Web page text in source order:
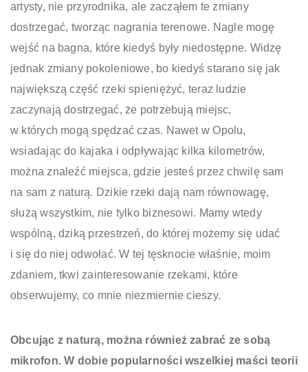
artysty, nie przyrodnika, ale zacząłem te zmiany
dostrzegać, tworząc nagrania terenowe. Nagle mogę
wejść na bagna, które kiedyś były niedostępne. Widzę
jednak zmiany pokoleniowe, bo kiedyś starano się jak
największą część rzeki spieniężyć, teraz ludzie
zaczynają dostrzegać, że potrzebują miejsc,
w których mogą spędzać czas. Nawet w Opolu,
wsiadając do kajaka i odpływając kilka kilometrów,
można znaleźć miejsca, gdzie jesteś przez chwilę sam
na sam z naturą. Dzikie rzeki dają nam równowagę,
służą wszystkim, nie tylko biznesowi. Mamy wtedy
wspólną, dziką przestrzeń, do której możemy się udać
i się do niej odwołać. W tej tęsknocie właśnie, moim
zdaniem, tkwi zainteresowanie rzekami, które
obserwujemy, co mnie niezmiernie cieszy.
Obcując z naturą, można również zabrać ze sobą
mikrofon. W dobie popularności wszelkiej maści teorii